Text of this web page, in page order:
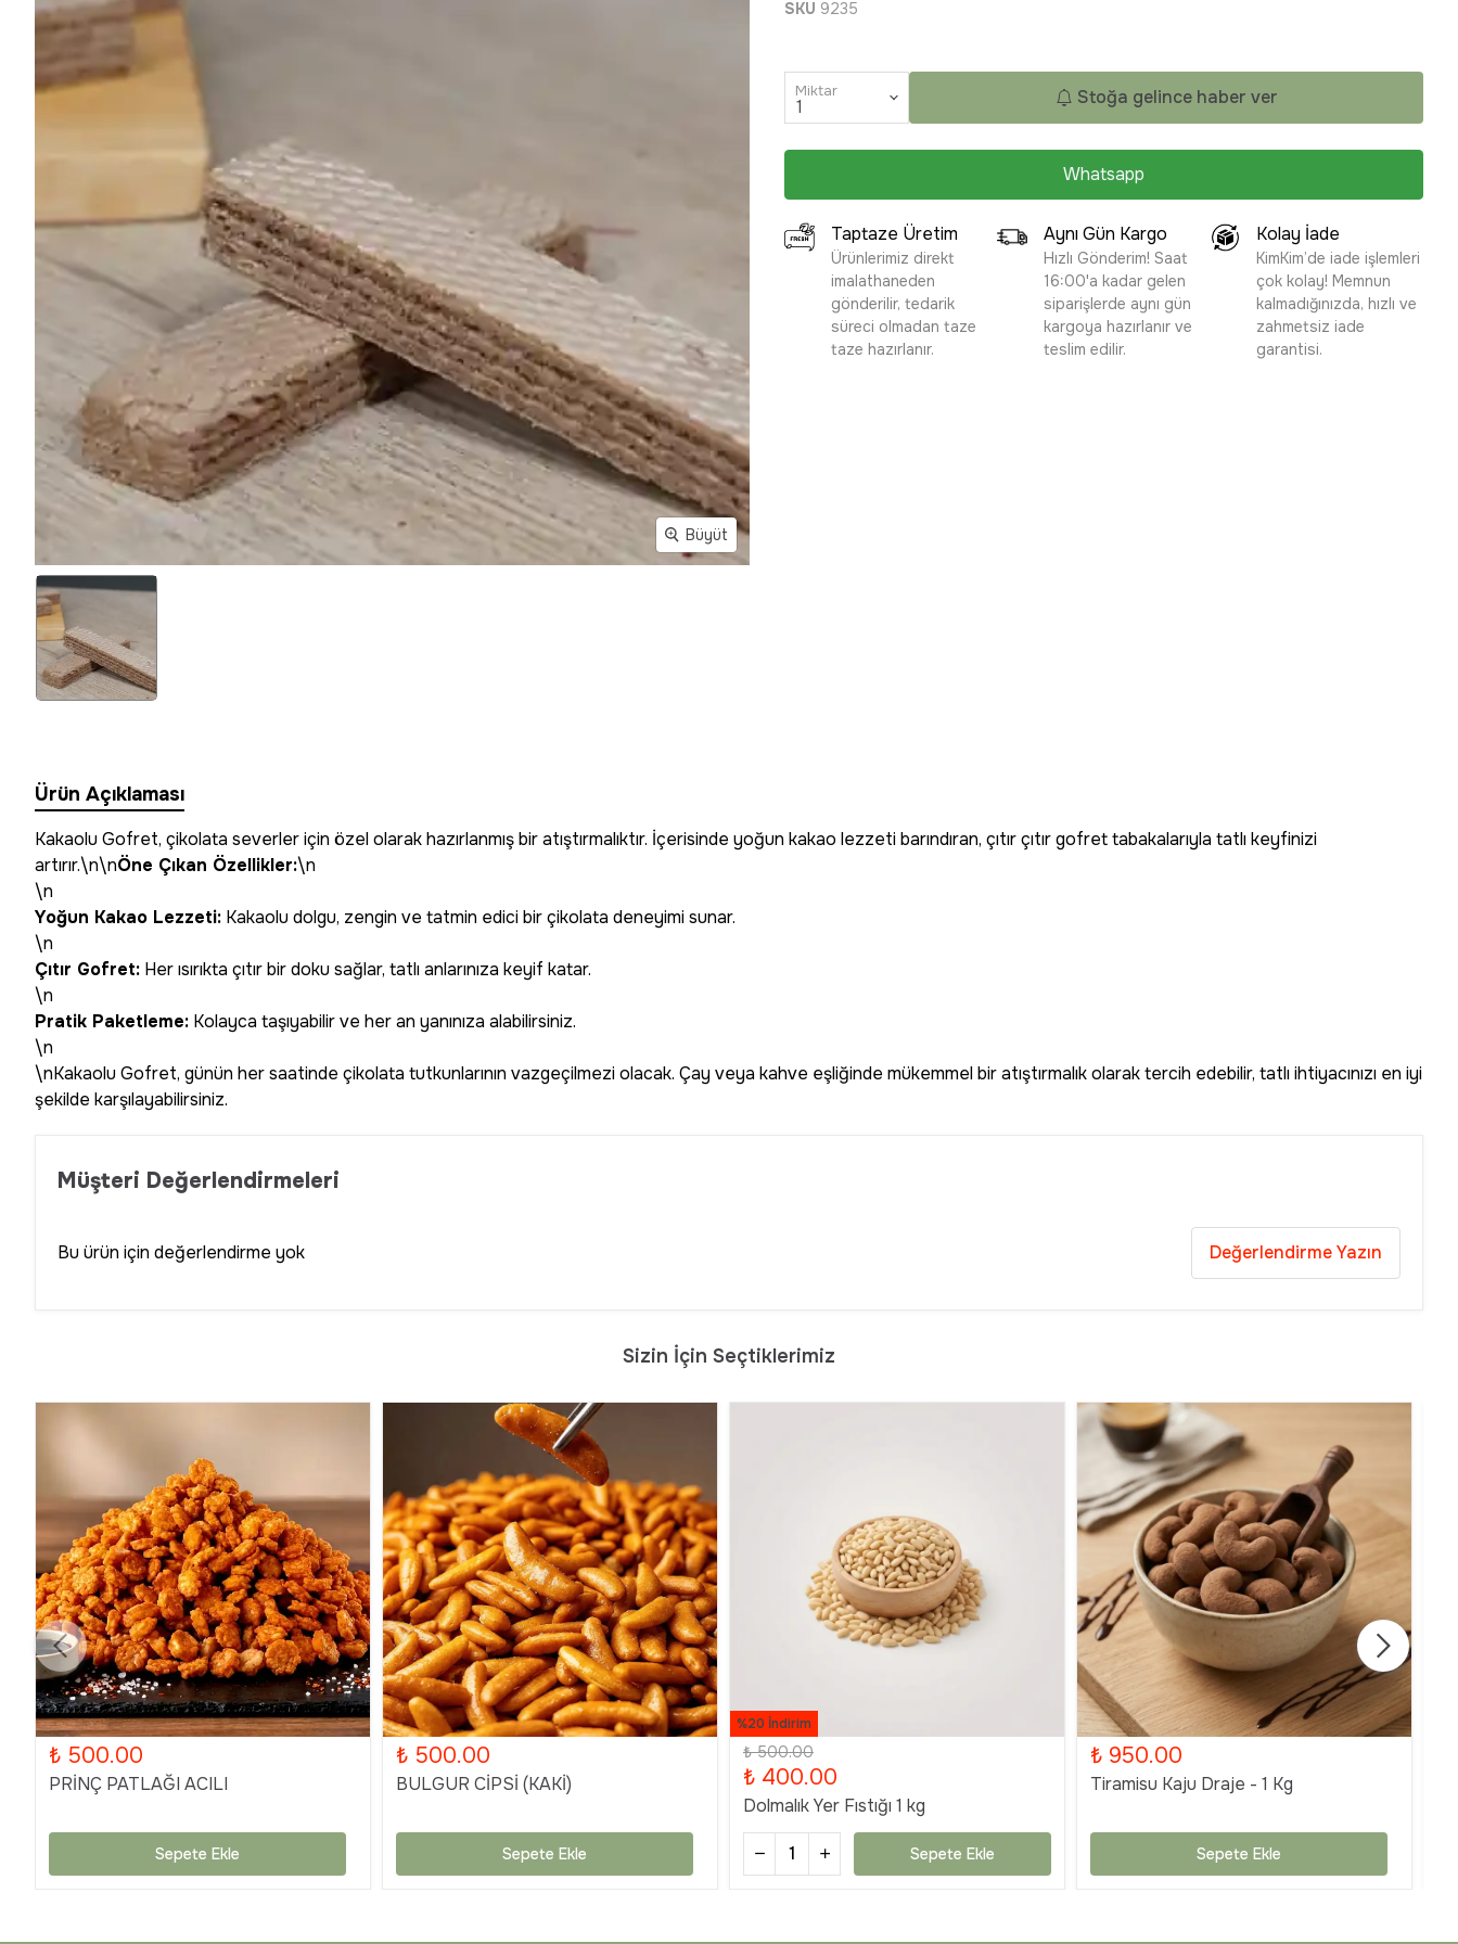
Büyüt
SKU 9235
Miktar Stoğa gelince haber ver
Whatsapp
Taptaze Üretim
Ürünlerimiz direkt
imalathaneden
gönderilir, tedarik
süreci olmadan taze
taze hazırlanır.
Aynı Gün Kargo
Hızlı Gönderim! Saat
16:00'a kadar gelen
siparişlerde aynı gün
kargoya hazırlanır ve
teslim edilir.
Kolay İade
KimKim’de iade işlemleri
çok kolay! Memnun
kalmadığınızda, hızlı ve
zahmetsiz iade
garantisi.
Ürün Açıklaması
Kakaolu Gofret, çikolata severler için özel olarak hazırlanmış bir atıştırmalıktır. İçerisinde yoğun kakao lezzeti barındıran, çıtır çıtır gofret tabakalarıyla tatlı keyfinizi
artırır.\n\nÖne Çıkan Özellikler:\n
\n
Yoğun Kakao Lezzeti: Kakaolu dolgu, zengin ve tatmin edici bir çikolata deneyimi sunar.
\n
Çıtır Gofret: Her ısırıkta çıtır bir doku sağlar, tatlı anlarınıza keyif katar.
\n
Pratik Paketleme: Kolayca taşıyabilir ve her an yanınıza alabilirsiniz.
\n
\nKakaolu Gofret, günün her saatinde çikolata tutkunlarının vazgeçilmezi olacak. Çay veya kahve eşliğinde mükemmel bir atıştırmalık olarak tercih edebilir, tatlı ihtiyacınızı en iyi
şekilde karşılayabilirsiniz.
Müşteri Değerlendirmeleri
Bu ürün için değerlendirme yok Değerlendirme Yazın
Sizin İçin Seçtiklerimiz
₺ 500.00
PRİNÇ PATLAĞI ACILI
Sepete Ekle
₺ 500.00
BULGUR CİPSİ (KAKİ)
Sepete Ekle
%20 İndirim
₺ 500.00
₺ 400.00
Dolmalık Yer Fıstığı 1 kg
Sepete Ekle
₺ 950.00
Tiramisu Kaju Draje - 1 Kg
Sepete Ekle